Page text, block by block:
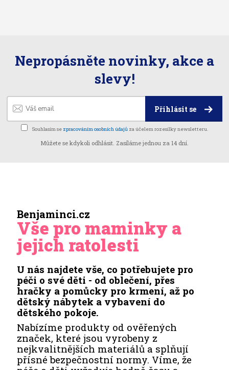
Nepropásněte novinky, akce a
slevy!
Přihlásit se
Souhlasím se zpracováním osobních údajů za účelem rozesílky newsletteru.
Můžete se kdykoli odhlásit. Zasíláme jednou za 14 dní.
Benjaminci.cz
Vše pro maminky a
jejich ratolesti
U nás najdete vše, co potřebujete pro
péči o své děti - od oblečení, přes
hračky a pomůcky pro krmení, až po
dětský nábytek a vybavení do
dětského pokoje.
Nabízíme produkty od ověřených
značek, které jsou vyrobeny z
nejkvalitnějších materiálů a splňují
přísné bezpečnostní normy. Víme, že